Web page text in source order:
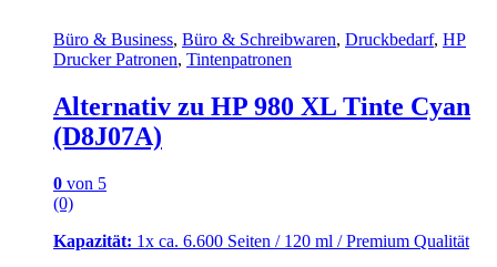
Büro & Business, Büro & Schreibwaren, Druckbedarf, HP
Drucker Patronen, Tintenpatronen
Alternativ zu HP 980 XL Tinte Cyan
(D8J07A)
0 von 5
(0)
Kapazität: 1x ca. 6.600 Seiten / 120 ml / Premium Qualität